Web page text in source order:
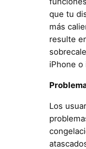
que tu
más
resulte
iPhone o
Los